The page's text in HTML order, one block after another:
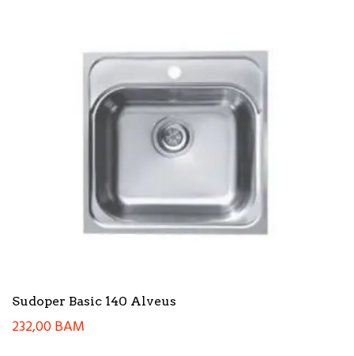
Sudoper Basic 140 Alveus
232,00BAM